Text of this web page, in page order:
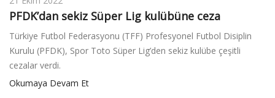
PFDK’dan sekiz Süper Lig kulübüne ceza
Türkiye Futbol Federasyonu (TFF) Profesyonel Futbol Disiplin
Kurulu (PFDK), Spor Toto Süper Lig’den sekiz kulübe çeşitli
cezalar verdi.
Okumaya Devam Et